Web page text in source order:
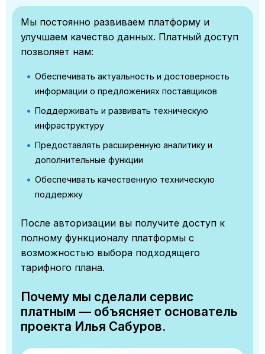
Мы постоянно развиваем платформу и
улучшаем качество данных. Платный доступ
позволяет нам:
Обеспечивать актуальность и достоверность
информации о предложениях поставщиков
Поддерживать и развивать техническую
инфраструктуру
Предоставлять расширенную аналитику и
дополнительные функции
Обеспечивать качественную техническую
поддержку
После авторизации вы получите доступ к
полному функционалу платформы с
возможностью выбора подходящего
тарифного плана.
Почему мы сделали сервис
платным — объясняет основатель
проекта Илья Сабуров.